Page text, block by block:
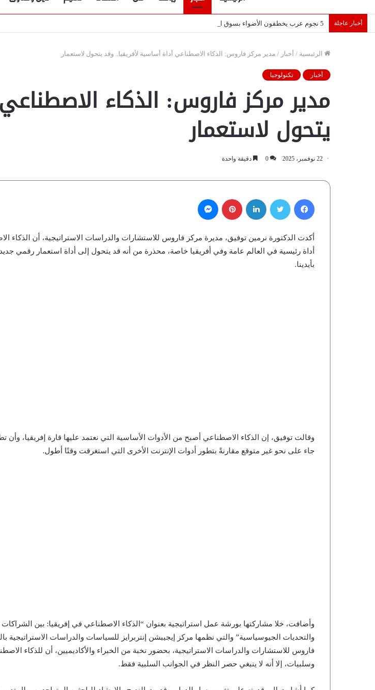
أخبار عاجلة 5 نجوم عرب يخطفون الأضواء بسوق الانتقالات الأوروبية 2026.. “رؤية” تكشف التفاصيل | إنفوجراف
الرئيسية / أخبار / مدير مركز فاروس: الذكاء الاصطناعي أداة أساسية لأفريقيا.. وقد يتحول لاستعمار
أخبار تكنولوجيا
مدير مركز فاروس: الذكاء
يتحول لاستعمار
22 نوفمبر، 2025 0 دقيقة واحدة
أكدت الدكتورة نرمين توفيق، مديرة مركز فاروس للاستشارات والدراسات الاستراتيجية، أن الذكاء
أداة رئيسية في العالم عامة وفي أفريقيا خاصة، محذرة من أنه قد يتحول إلى أداة استعمار رقمي جديد
بأيدينا.
وقالت توفيق، إن الذكاء الاصطناعي أصبح من الأدوات الأساسية التي نعتمد عليها قارة إفريقيا، وأن
جاء على نحو غير متوقع مقارنةً بتطور أدوات الإنترنت الأخرى التي استغرقت وقتًا أطول.
وأضافت، خلا مشاركتها بورشة عمل استراتيجية بعنوان “الذكاء الاصطناعي في إفريقيا: بين الشراكات
والتحديات الجيوسياسية” والتي نظمها مركز إيجيبشن إنتربرايز للسياسات والدراسات الاستراتيجية
فاروس للاستشارات والدراسات الاستراتيجية، بحضور نخبة من الخبراء والأكاديميين، أن للذكاء
وسلبيات، إلا أنه لا ينبغي حصر النظر في الجوانب السلبية فقط.